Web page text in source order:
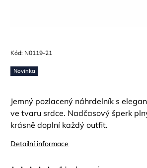
Kód: N0119-21
Novinka
Jemný pozlacený náhrdelník s
ve tvaru srdce. Nadčasový šperk
krásně doplní každý outfit.
Detailní informace